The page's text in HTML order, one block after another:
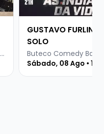
Buteco Comedy Bar - Canoas
GUSTAVO FURLIN -
SOLO
Sábado, 08 Ago • 19